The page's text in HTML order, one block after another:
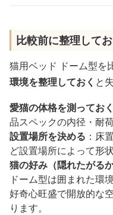
比較前に整理して
猫用ベッド ドーム型を
環境を整理しておく と
愛猫の体格を測っておく
品スペックの内径・耐
設置場所を決める ：床
ど設置場所によって形
猫の好み（隠れたがる
ドーム型は囲まれた環
好奇心旺盛で開放的な
ります。